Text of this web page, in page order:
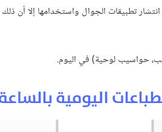
تطبيقات الجوال واستخدامها إلا أن
حواسيب لوحية) في اليوم.